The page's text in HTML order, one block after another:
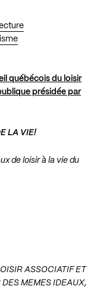
québécois du loisir
présidée par
LA VIE!
de loisir à la vie du
ASSOCIATIF ET
MEMES IDEAUX,